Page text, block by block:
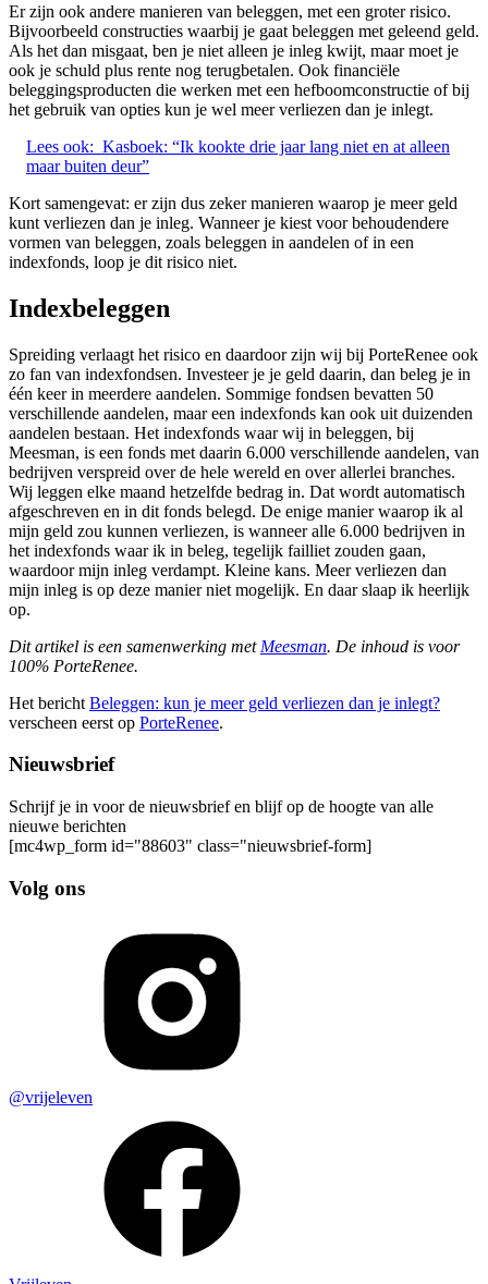
Er zijn ook andere manieren van beleggen, met een groter risico.
Bijvoorbeeld constructies waarbij je gaat beleggen met geleend geld.
Als het dan misgaat, ben je niet alleen je inleg kwijt, maar moet je
ook je schuld plus rente nog terugbetalen. Ook financiële
beleggingsproducten die werken met een hefboomconstructie of bij
het gebruik van opties kun je wel meer verliezen dan je inlegt.
Lees ook: Kasboek: “Ik kookte drie jaar lang niet en at alleen
maar buiten deur”
Kort samengevat: er zijn dus zeker manieren waarop je meer geld
kunt verliezen dan je inleg. Wanneer je kiest voor behoudendere
vormen van beleggen, zoals beleggen in aandelen of in een
indexfonds, loop je dit risico niet.
Indexbeleggen
Spreiding verlaagt het risico en daardoor zijn wij bij PorteRenee ook
zo fan van indexfondsen. Investeer je je geld daarin, dan beleg je in
één keer in meerdere aandelen. Sommige fondsen bevatten 50
verschillende aandelen, maar een indexfonds kan ook uit duizenden
aandelen bestaan. Het indexfonds waar wij in beleggen, bij
Meesman, is een fonds met daarin 6.000 verschillende aandelen, van
bedrijven verspreid over de hele wereld en over allerlei branches.
Wij leggen elke maand hetzelfde bedrag in. Dat wordt automatisch
afgeschreven en in dit fonds belegd. De enige manier waarop ik al
mijn geld zou kunnen verliezen, is wanneer alle 6.000 bedrijven in
het indexfonds waar ik in beleg, tegelijk failliet zouden gaan,
waardoor mijn inleg verdampt. Kleine kans. Meer verliezen dan
mijn inleg is op deze manier niet mogelijk. En daar slaap ik heerlijk
op.
Dit artikel is een samenwerking met Meesman. De inhoud is voor
100% PorteRenee.
Het bericht Beleggen: kun je meer geld verliezen dan je inlegt?
verscheen eerst op PorteRenee.
Nieuwsbrief
Schrijf je in voor de nieuwsbrief en blijf op de hoogte van alle
nieuwe berichten
[mc4wp_form id="88603" class="nieuwsbrief-form]
Volg ons
@vrijeleven